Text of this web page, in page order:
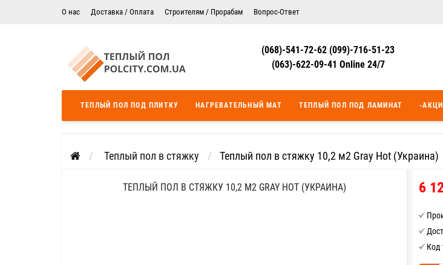
О нас Доставка / Оплата Строителям / Прорабам Вопрос-Ответ
Цены на монтаж теплого пола
Теплый пол в Днепропетровск
Теплый пол Одесса Теплый пол Черкассы
(068)-541-72-62 (099)-716-51-23
(063)-622-09-41 Online 24/7
ТЕПЛЫЙ ПОЛ ПОД ПЛИТКУ НАГРЕВАТЕЛЬНЫЙ МАТ ТЕПЛЫЙ ПОЛ ПОД ЛАМИНАТ -
Теплый пол в стяжку Теплый пол в стяжку 10,2 м2 Gray Hot (Украина)
ТЕПЛЫЙ ПОЛ В СТЯЖКУ 10,2 М2 GRAY HOT (УКРАИНА) 6
Код